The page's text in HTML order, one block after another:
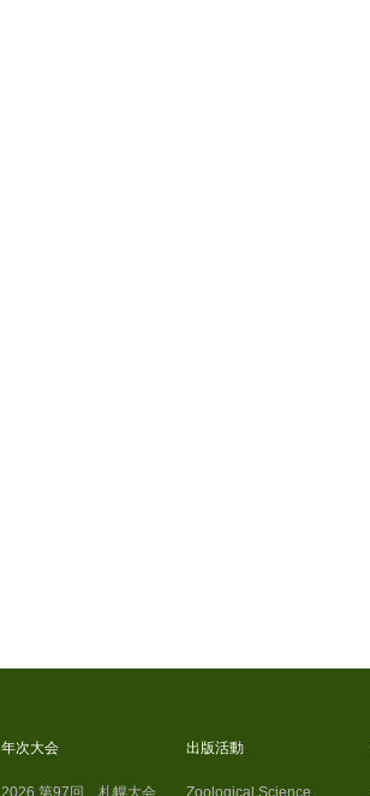
年次大会
2026 第97回 札幌大会
出版活動
Zoological Science